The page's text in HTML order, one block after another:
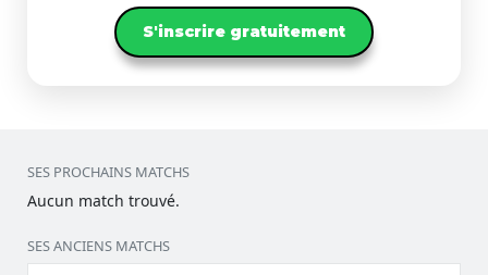
S'inscrire gratuitement
SES PROCHAINS MATCHS
Aucun match trouvé.
SES ANCIENS MATCHS